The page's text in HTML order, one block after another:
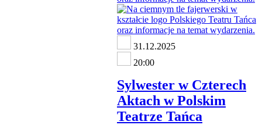
31.12.2025
20:00
Sylwester w Czterech
Aktach w Polskim
Teatrze Tańca